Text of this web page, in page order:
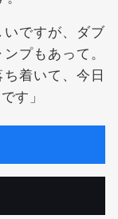
ですが、ダブ
プもあって。
着いて、今日
す」